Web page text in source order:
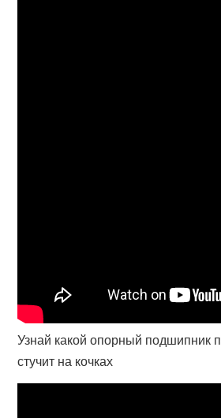
Узнай какой опорный подшипник
стучит на кочках